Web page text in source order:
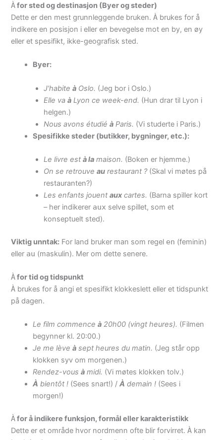
Àfor sted og destinasjon (Byer og steder)
Dette er den mest grunnleggende bruken.À brukes for å
indikere en posisjon i eller en bevegelse mot en by, en øy
eller et spesifikt, ikke-geografisk sted.
Byer:
J’habiteà Oslo. (Jeg bor i Oslo.)
Elle vaà Lyon ce week-end. (Hun drar til Lyon i
helgen.)
Nous avons étudiéà Paris. (Vi studerte i Paris.)
Spesifikke steder (butikker, bygninger, etc.):
Le livre està la maison. (Boken er hjemme.)
On se retrouveau restaurant ?(Skal vi møtes på
restauranten?)
Les enfants jouentauxcartes. (Barna spiller kort
– her indikerer aux selve spillet, som et
konseptuelt sted).
Viktig unntak: For land bruker man som regel en (feminin)
eller au (maskulin). Mer om dette senere.
Àfor tid og tidspunkt
À brukes for å angi et spesifikt klokkeslett eller et tidspunkt
på dagen.
Le film commenceà 20h00 (vingt heures). (Filmen
begynner kl. 20:00.)
Je me lèveà sept heures du matin. (Jeg står opp
klokken syv om morgenen.)
Rendez-vousà midi. (Vi møtes klokken tolv.)
À bientôt ! (Sees snart!) /À demain ! (Sees i
morgen!)
Àfor å indikere funksjon, formål eller karakteristikk
Dette er et område hvor nordmenn ofte blir forvirret.À kan